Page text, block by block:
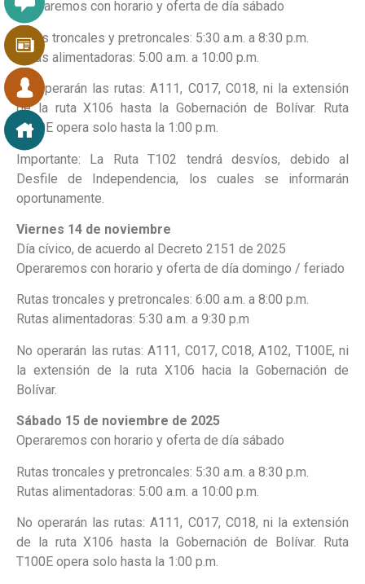
Operaremos con horario y oferta de día sábado
Rutas troncales y pretroncales: 5:30 a.m. a 8:30 p.m.
Rutas alimentadoras: 5:00 a.m. a 10:00 p.m.
No operarán las rutas: A111, C017, C018, ni la extensión
de la ruta X106 hasta la Gobernación de Bolívar. Ruta
T100E opera solo hasta la 1:00 p.m.
Importante: La Ruta T102 tendrá desvíos, debido al
Desfile de Independencia, los cuales se informarán
oportunamente.
Viernes 14 de noviembre
Día cívico, de acuerdo al Decreto 2151 de 2025
Operaremos con horario y oferta de día domingo / feriado
Rutas troncales y pretroncales: 6:00 a.m. a 8:00 p.m.
Rutas alimentadoras: 5:30 a.m. a 9:30 p.m
No operarán las rutas: A111, C017, C018, A102, T100E, ni
la extensión de la ruta X106 hacia la Gobernación de
Bolívar.
Sábado 15 de noviembre de 2025
Operaremos con horario y oferta de día sábado
Rutas troncales y pretroncales: 5:30 a.m. a 8:30 p.m.
Rutas alimentadoras: 5:00 a.m. a 10:00 p.m.
No operarán las rutas: A111, C017, C018, ni la extensión
de la ruta X106 hasta la Gobernación de Bolívar. Ruta
T100E opera solo hasta la 1:00 p.m.